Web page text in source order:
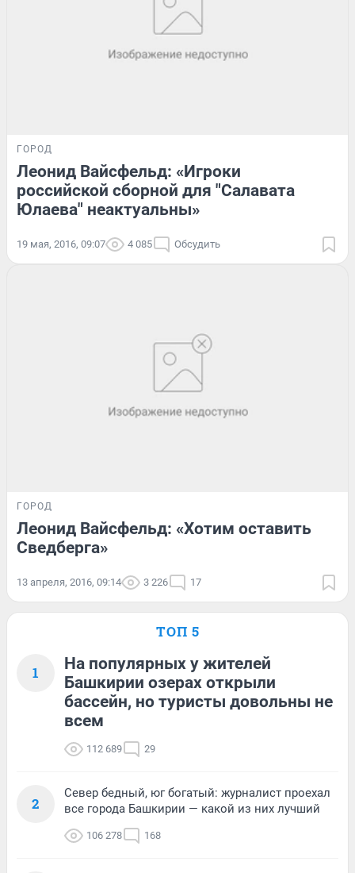
ГОРОД
Леонид Вайсфельд: «Игроки
российской сборной для "Салавата
Юлаева" неактуальны»
19 мая, 2016, 09:07 4 085 Обсудить
ГОРОД
Леонид Вайсфельд: «Хотим оставить
Сведберга»
13 апреля, 2016, 09:14 3 226 17
ТОП 5
1
На популярных у жителей
Башкирии озерах открыли
бассейн, но туристы довольны не
всем
112 689 29
2
Север бедный, юг богатый: журналист проехал
все города Башкирии — какой из них лучший
106 278 168